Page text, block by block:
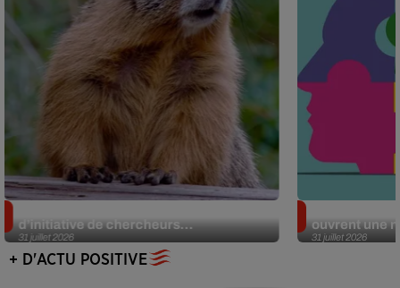
31 juillet 2026
d’initiative de chercheurs...
31 juillet 2026
ouvrent une
+ D'ACTU POSITIVE